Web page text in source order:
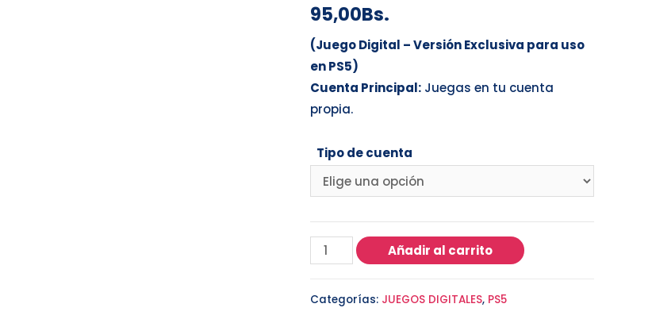
95,00Bs.
(Juego Digital – Versión Exclusiva para uso
en PS5)
Cuenta Principal:Juegas en tu cuenta
propia.
Tipo de cuenta
Añadir al carrito
Categorías: JUEGOS DIGITALES, PS5